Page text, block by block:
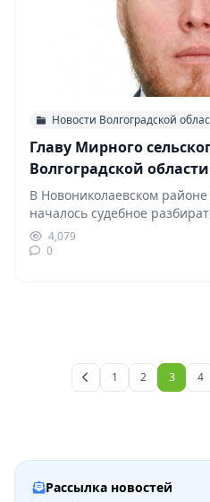
Рассылка новостей
Новости Волгоградской
Главу Мирного
Волгоградской
млн рублей и
В Новониколаевском районе
началось судебное
главы Мирного сельского
4,079
0
1 2 3 4